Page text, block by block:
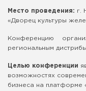
Место проведения: г.
«Дворец культуры
Конференцию
региональным
Целью конференции
возможностях
бизнеса на платформе